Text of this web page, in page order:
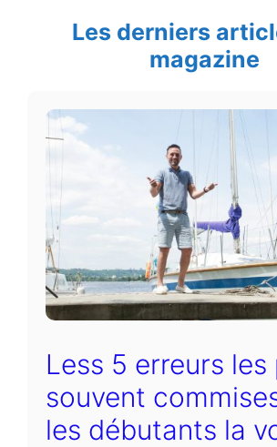
Les derniers
magazine
Less 5 erreurs les
souvent
les débutants la